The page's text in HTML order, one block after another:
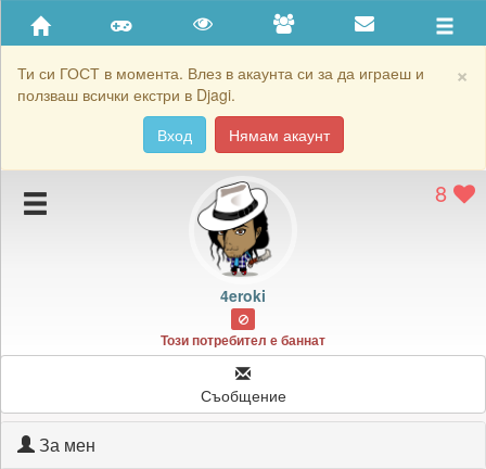
×
Ти си ГОСТ в момента. Влез в акаунта си за да играеш и
ползваш всички екстри в Djagi.
Вход
Нямам акаунт
Приятели
Хронология на игри
Подаръците на 4eroki 8
4eroki
Този потребител е баннат
Съобщение
За мен